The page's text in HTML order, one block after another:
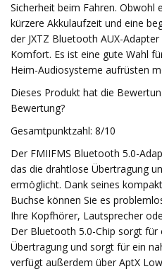
Sicherheit beim Fahren. Obwohl
kürzere Akkulaufzeit und eine
der JXTZ Bluetooth AUX-
Komfort. Es ist eine gute Wahl
Heim-Audiosysteme aufrüsten
Dieses Produkt hat die
Bewertung?
Gesamtpunktzahl: 8/10
Der FMIIFMS Bluetooth 5.0-
das die drahtlose Übertragung
ermöglicht. Dank seines
Buchse können Sie es
Ihre Kopfhörer, Lautsprecher
Der Bluetooth 5.0-Chip sorgt für
Übertragung und sorgt für ein
verfügt außerdem über AptX